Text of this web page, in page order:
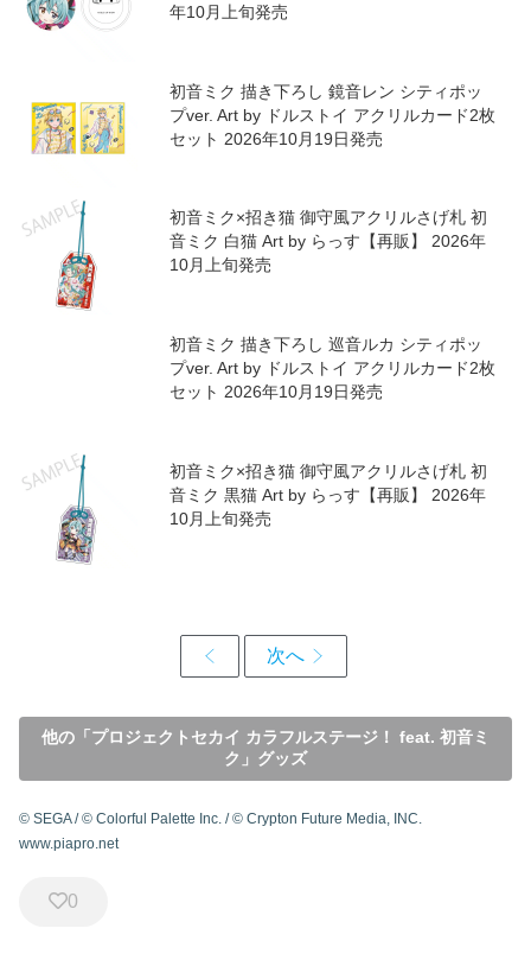
年10月上旬発売
初音ミク 描き下ろし 鏡音レン シティポッ
プver. Art by ドルストイ アクリルカード2枚
セット 2026年10月19日発売
初音ミク×招き猫 御守風アクリルさげ札 初
音ミク 白猫 Art by らっす【再販】 2026年
10月上旬発売
初音ミク 描き下ろし 巡音ルカ シティポッ
プver. Art by ドルストイ アクリルカード2枚
セット 2026年10月19日発売
初音ミク×招き猫 御守風アクリルさげ札 初
音ミク 黒猫 Art by らっす【再販】 2026年
10月上旬発売
他の「プロジェクトセカイ カラフルステージ！ feat. 初音ミ
ク」グッズ
© SEGA / © Colorful Palette Inc. / © Crypton Future Media, INC.
www.piapro.net
0